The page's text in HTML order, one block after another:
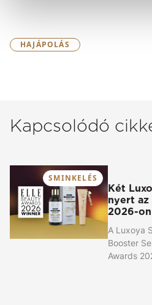
HAJÁPOLÁS
Kapcsolódó
SMINKELÉS
Két
nyert az
2026-on
A Luxoya
Booster
Awards